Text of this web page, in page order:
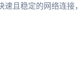
且稳定的网络连接，